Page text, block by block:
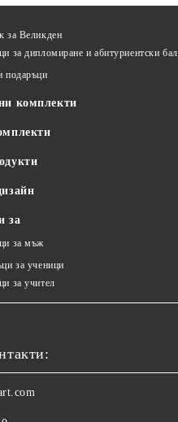
за Великден
за дипломиране и абитуриентски бал
подаръци
комплекти
за
за мъж
за ученици
за учител